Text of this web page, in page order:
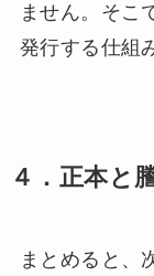
ません。そこ
発行する仕組
４．正本と
まとめると、